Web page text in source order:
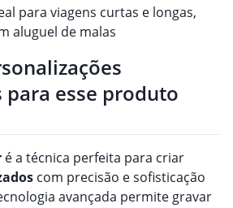
para viagens curtas e longas,
aluguel de malas
esse produto
é a técnica perfeita para criar
s com precisão e sofisticação
avançada permite gravar